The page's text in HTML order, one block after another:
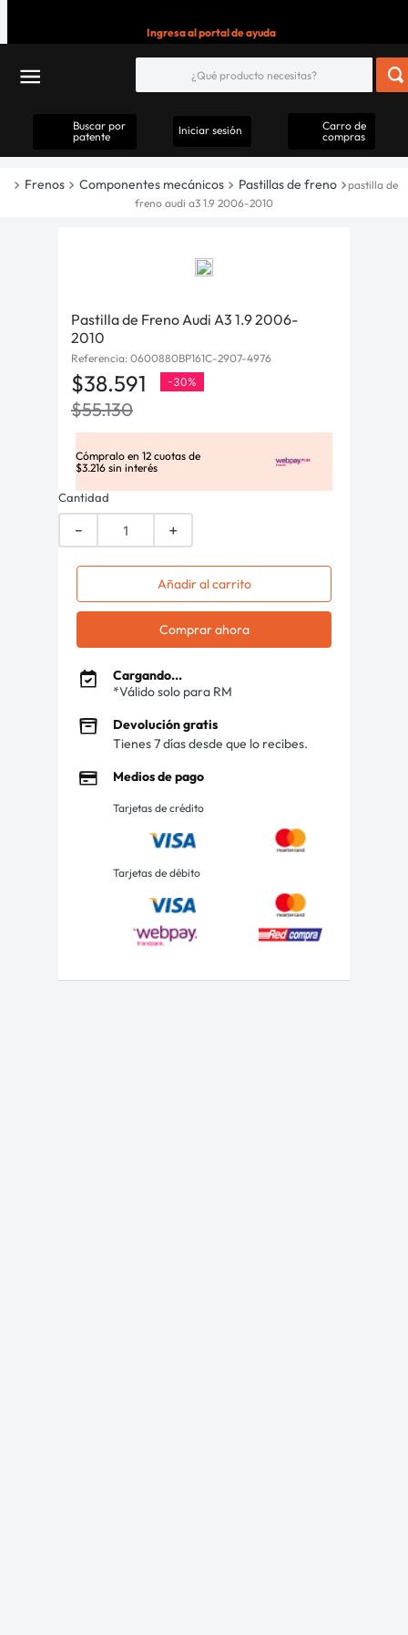
Ingresa al portal de ayuda
Buscar por
patente
Iniciar sesión
Carro de
compras
Frenos Componentes mecánicos Pastillas de freno
pastilla de
freno audi a3 1.9 2006-2010
Pastilla de Freno Audi A3 1.9 2006-
2010
Referencia: 0600880BP161C-2907-4976
$38.591 -30%
$55.130
Cómpralo en 12 cuotas de
$3.216 sin interés
Cantidad
＋
－
Añadir al carrito
Comprar ahora
Cargando...
*Válido solo para RM
Devolución gratis
Tienes 7 días desde que lo recibes.
Medios de pago
Tarjetas de crédito
Tarjetas de débito